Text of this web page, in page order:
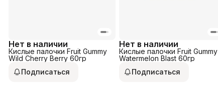
Нет в наличии
Кислые палочки Fruit Gummy
Wild Cherry Berry 60гр
Подписаться
Нет в наличии
Кислые палочки Fruit Gummy
Watermelon Blast 60гр
Подписаться